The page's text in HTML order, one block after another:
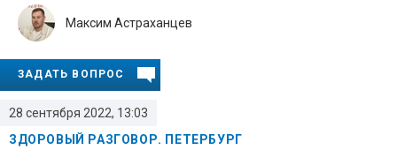
28 сентября 2022, 13:03
ЗДОРОВЫЙ РАЗГОВОР. ПЕТЕРБУРГ
Максим Астраханцев
ЗАДАТЬ ВОПРОС